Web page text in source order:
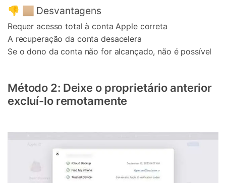
👎 🏼 Desvantagens
Requer acesso total à conta Apple correta
A recuperação da conta desacelera
Se o dono da conta não for alcançado, não é possível
Método 2: Deixe o proprietário anterior
excluí-lo remotamente